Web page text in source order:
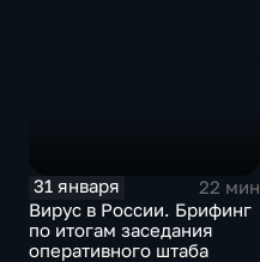
31 января
22 мин
Вирус в России. Брифинг
по итогам заседания
оперативного штаба